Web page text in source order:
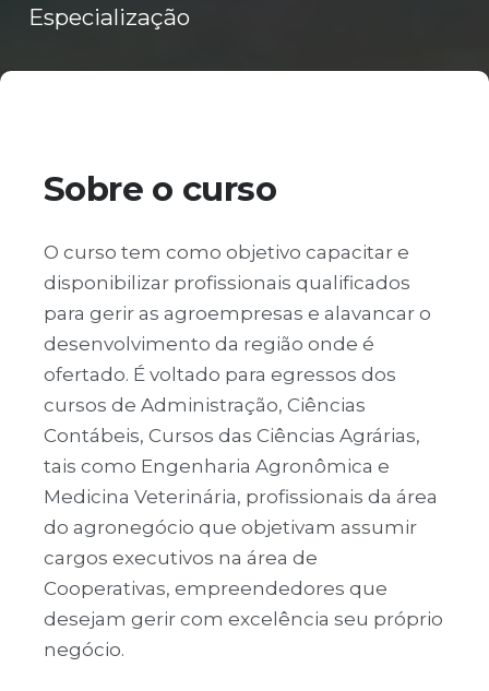
Especialização
Sobre o curso
O curso tem como objetivo capacitar e
disponibilizar profissionais qualificados
para gerir as agroempresas e alavancar o
desenvolvimento da região onde é
ofertado. É voltado para egressos dos
cursos de Administração, Ciências
Contábeis, Cursos das Ciências Agrárias,
tais como Engenharia Agronômica e
Medicina Veterinária, profissionais da área
do agronegócio que objetivam assumir
cargos executivos na área de
Cooperativas, empreendedores que
desejam gerir com excelência seu próprio
negócio.